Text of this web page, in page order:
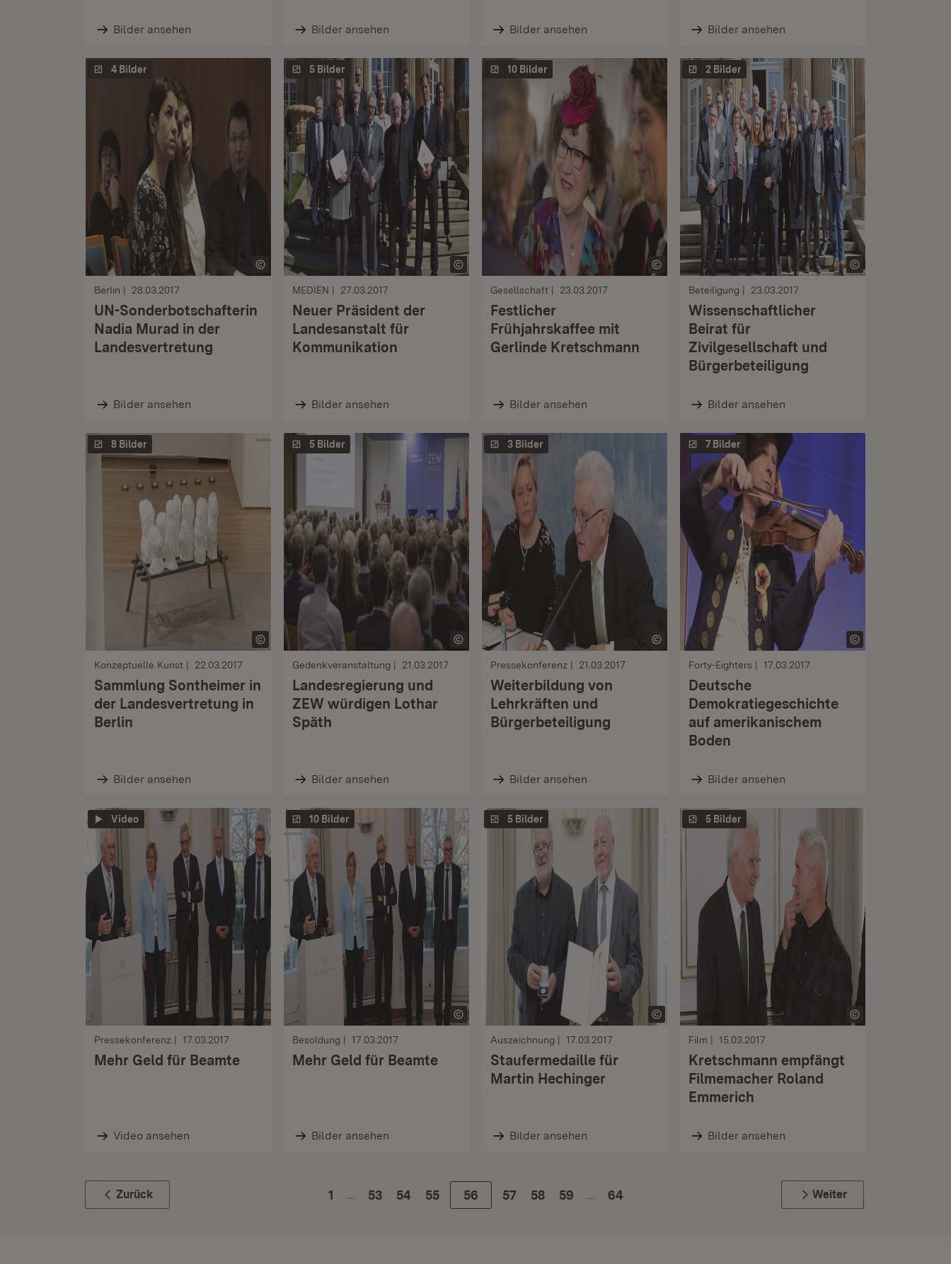
Bilder ansehen Bilder ansehen Bilder ansehen Bilder ansehen
4 Bilder
Berlin 28.03.2017
UN-Sonderbotschafterin
Nadia Murad in der
Landesvertretung
Bilder ansehen
5 Bilder
MEDIEN 27.03.2017
Neuer Präsident der
Landesanstalt für
Kommunikation
Bilder ansehen
10 Bilder
Gesellschaft 23.03.2017
Festlicher
Frühjahrskaffee mit
Gerlinde Kretschmann
Bilder ansehen
2 Bilder
Beteiligung 23.03.2017
Wissenschaftlicher
Beirat für
Zivilgesellschaft und
Bürgerbeteiligung
Bilder ansehen
8 Bilder
Konzeptuelle Kunst 22.03.2017
Sammlung Sontheimer in
der Landesvertretung in
Berlin
Bilder ansehen
5 Bilder
Gedenkveranstaltung 21.03.2017
Landesregierung und
ZEW würdigen Lothar
Späth
Bilder ansehen
3 Bilder
Pressekonferenz 21.03.2017
Weiterbildung von
Lehrkräften und
Bürgerbeteiligung
Bilder ansehen
7 Bilder
Forty-Eighters 17.03.2017
Deutsche
Demokratiegeschichte
auf amerikanischem
Boden
Bilder ansehen
Video
Pressekonferenz 17.03.2017
Mehr Geld für Beamte
Video ansehen
10 Bilder
Besoldung 17.03.2017
Mehr Geld für Beamte
Bilder ansehen
5 Bilder
Auszeichnung 17.03.2017
Staufermedaille für
Martin Hechinger
Bilder ansehen
5 Bilder
Film 15.03.2017
Kretschmann empfängt
Filmemacher Roland
Emmerich
Bilder ansehen
Zurück 1 Zur Seite
53 Zur Seite
54 Zur Seite
55 Zur Seite
56 Zur Seite
57 Zur Seite
58 Zur Seite
59 64 Weiter